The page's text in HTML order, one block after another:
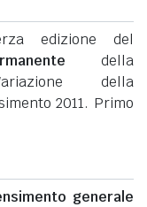
edizione del
della
della
2011. Primo
generale